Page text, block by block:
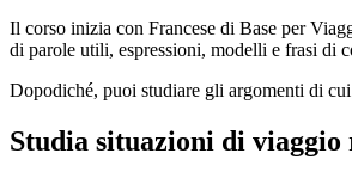
Il corso inizia con Francese di Base per
di parole utili, espressioni, modelli e frasi di
Dopodiché, puoi studiare gli argomenti di
Studia situazioni di viaggio